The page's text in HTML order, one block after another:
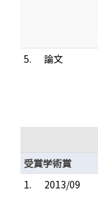
5. 論文
受賞学術賞
1.
2013/09